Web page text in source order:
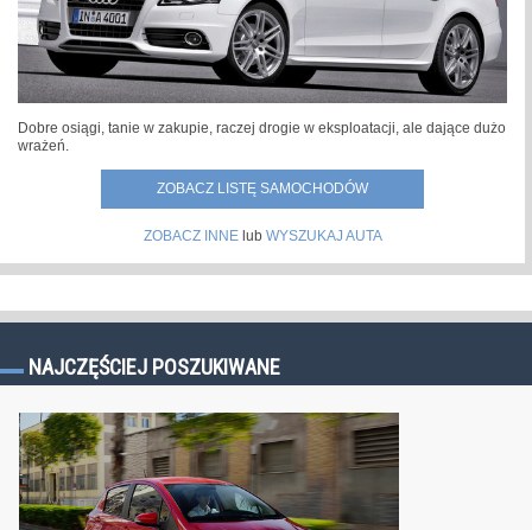
Dobre osiągi, tanie w zakupie, raczej drogie w eksploatacji, ale dające dużo
wrażeń.
ZOBACZ LISTĘ SAMOCHODÓW
ZOBACZ INNElub WYSZUKAJ AUTA
NAJCZĘŚCIEJ POSZUKIWANE